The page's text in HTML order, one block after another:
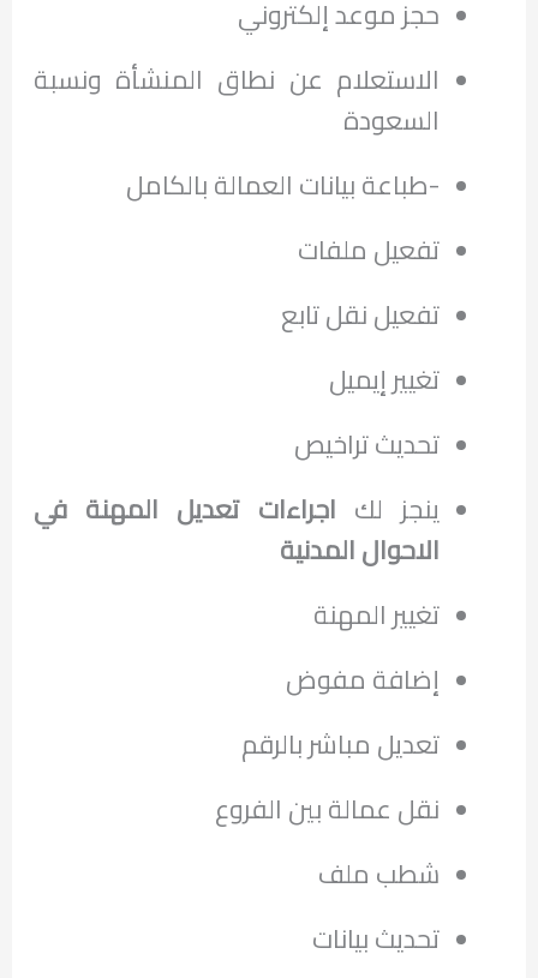
حجز موعد إلكتروني
الاستعلام عن نطاق المنشأة ونسبة
السعودة
-طباعة بيانات العمالة بالكامل
تفعيل ملفات
تفعيل نقل تابع
تغيير إيميل
تحديث تراخيص
ينجز لك اجراءات تعديل المهنة في
الاحوال المدنية
تغيير المهنة
إضافة مفوض
تعديل مباشر بالرقم
نقل عمالة بين الفروع
شطب ملف
تحديث بيانات